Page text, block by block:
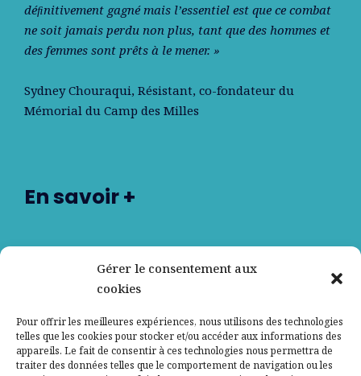
Gérer le consentement aux
cookies
Pour offrir les meilleures expériences, nous utilisons des technologies
telles que les cookies pour stocker et/ou accéder aux informations des
appareils. Le fait de consentir à ces technologies nous permettra de
traiter des données telles que le comportement de navigation ou les
déﬁnitivement gagné mais l’essentiel est que ce combat
ne soit jamais perdu non plus, tant que des hommes et
des femmes sont prêts à le mener. »
Sydney Chouraqui, Résistant, co-fondateur du
Mémorial du Camp des Milles
En savoir +
Nos partenaires
Contactez-nous